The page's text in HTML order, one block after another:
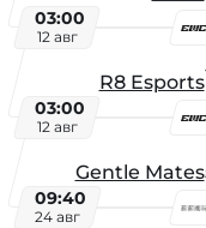
03:00
12 авг
R8 Esports
03:00
12 авг
Gentle Mates
09:40
24 авг